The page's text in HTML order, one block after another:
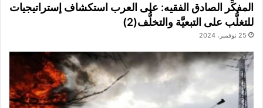
المفكِّر الصادق الفقيه: على العرب استكشاف إستراتيجيات
للتغلُّب على التبعيَّة والتخلُّف(2)
25 نوفمبر، 2024